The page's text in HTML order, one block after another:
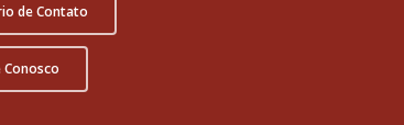
de Contato
Conosco